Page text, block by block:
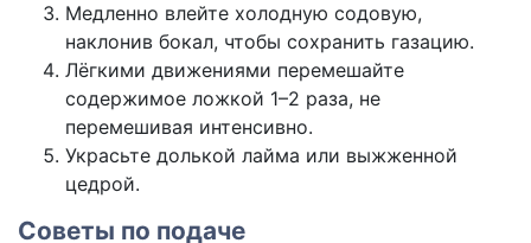
Медленно влейте холодную содовую,
наклонив бокал, чтобы сохранить газацию.
Лёгкими движениями перемешайте
содержимое ложкой 1–2 раза, не
перемешивая интенсивно.
Украсьте долькой лайма или выжженной
цедрой.
Советы по подаче